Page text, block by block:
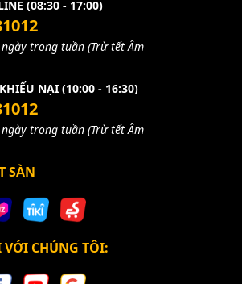
(08:30 - 17:00)
ngày trong tuần (Trừ tết Âm
NẠI (10:00 - 16:30)
ngày trong tuần (Trừ tết Âm
SÀN
VỚI CHÚNG TÔI: